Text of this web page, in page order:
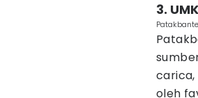
3.
carica,
oleh